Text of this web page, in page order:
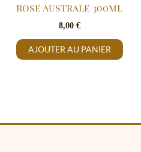
Rose Australe 300ml
8,00 €
AJOUTER AU PANIER